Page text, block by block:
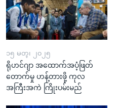
၁၅ မတ္၊ ၂၀၂၅
ရိုဟင်ဂျာ အထောက်အပံ့ဖြတ်
တောက်မှု ဟန့်တားဖို့ ကုလ
အကြီးအကဲ ကြိုးပမ်းမည်